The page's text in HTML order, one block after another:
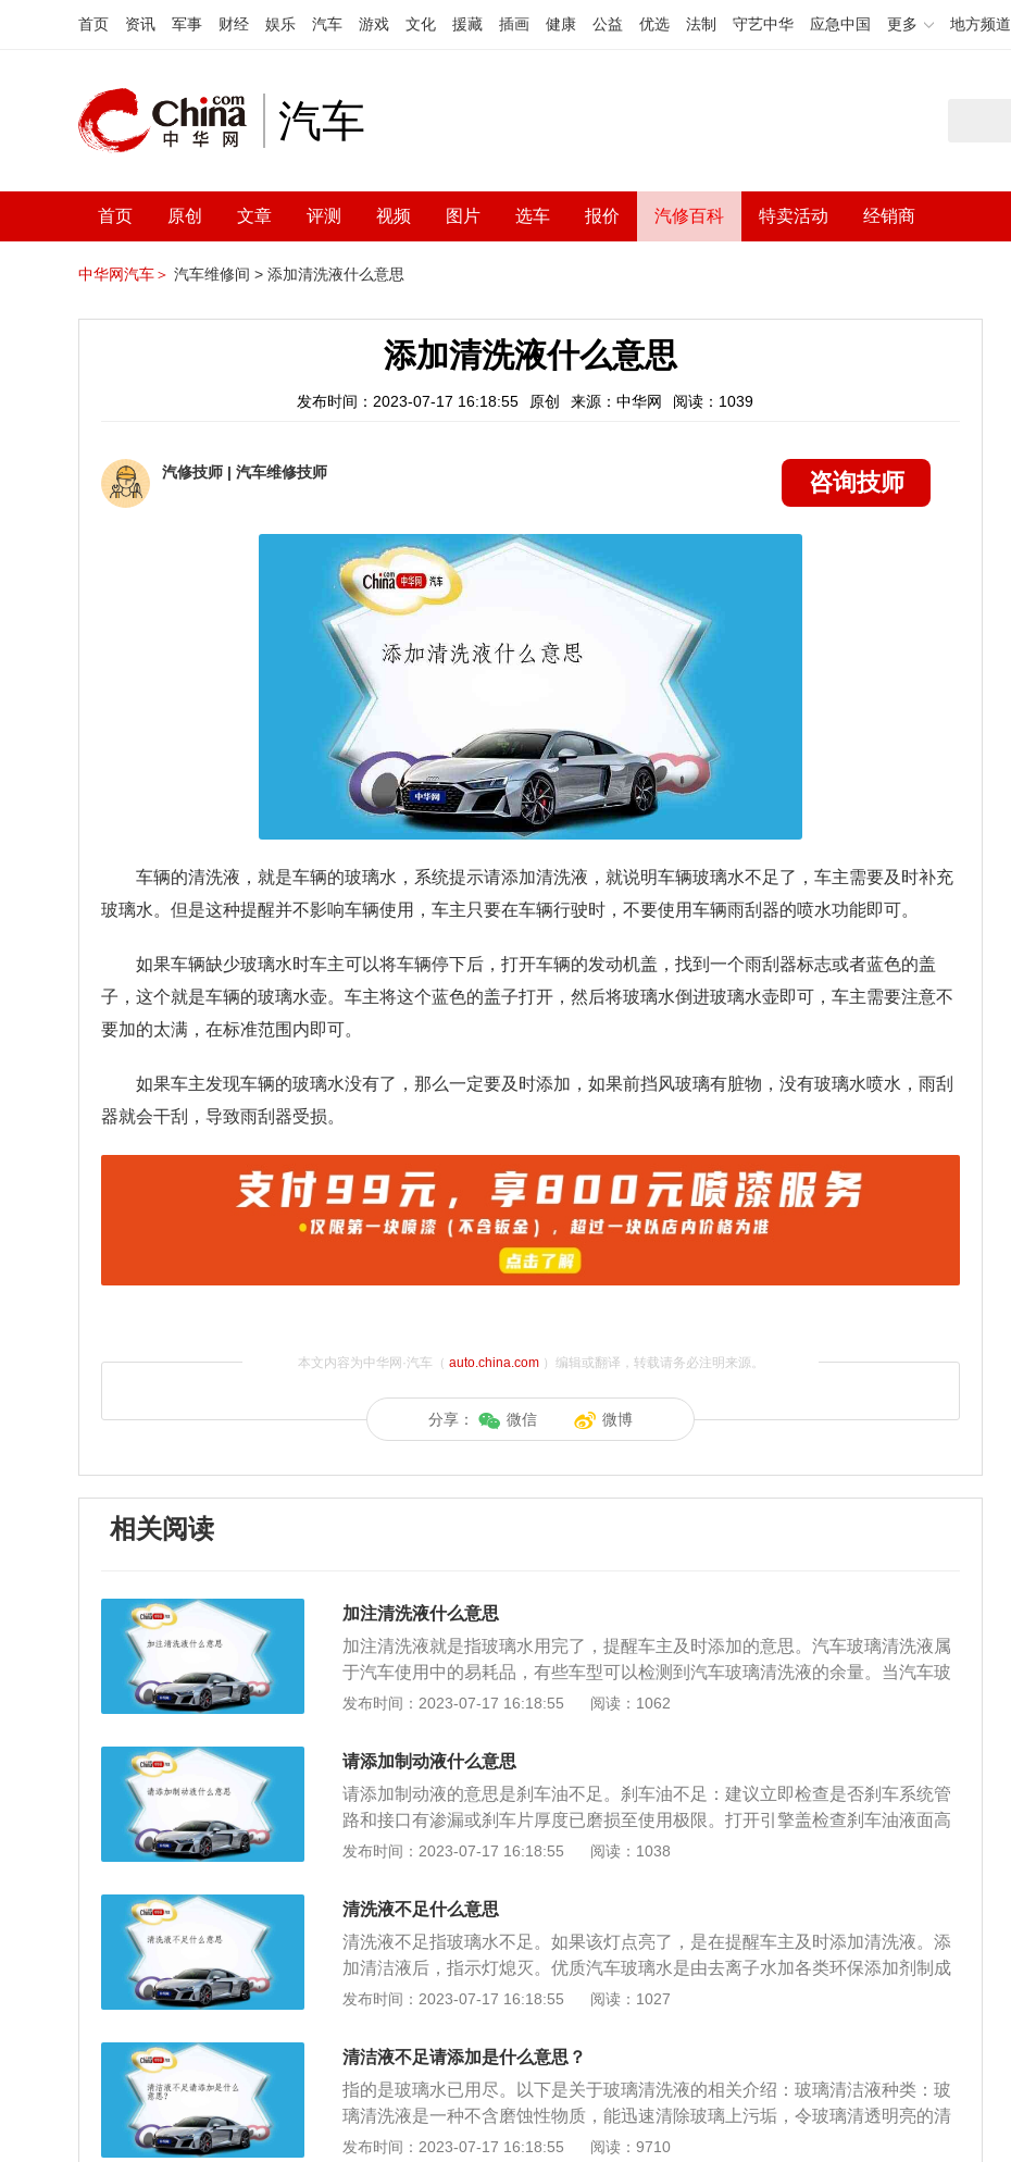
首页 资讯 军事 财经 娱乐 汽车 游戏 文化 援藏 插画 健康 公益 优选 法制 守艺中华 应急中国 更多 地方频道
汽车
首页 原创 文章 评测 视频 图片 选车 报价 汽修百科 特卖活动 经销商
中华网汽车＞ 汽车维修间 > 添加清洗液什么意思
添加清洗液什么意思
发布时间：2023-07-17 16:18:55 原创 来源：中华网 阅读：1039
汽修技师 | 汽车维修技师 咨询技师
车辆的清洗液，就是车辆的玻璃水，系统提示请添加清洗液，就说明车辆玻璃水不足了，车主需要及时补充
玻璃水。但是这种提醒并不影响车辆使用，车主只要在车辆行驶时，不要使用车辆雨刮器的喷水功能即可。
如果车辆缺少玻璃水时车主可以将车辆停下后，打开车辆的发动机盖，找到一个雨刮器标志或者蓝色的盖
子，这个就是车辆的玻璃水壶。车主将这个蓝色的盖子打开，然后将玻璃水倒进玻璃水壶即可，车主需要注意不
要加的太满，在标准范围内即可。
如果车主发现车辆的玻璃水没有了，那么一定要及时添加，如果前挡风玻璃有脏物，没有玻璃水喷水，雨刮
器就会干刮，导致雨刮器受损。
本文内容为中华网·汽车（ auto.china.com）编辑或翻译，转载请务必注明来源。
分享： 微信 微博
相关阅读
加注清洗液什么意思
加注清洗液就是指玻璃水用完了，提醒车主及时添加的意思。汽车玻璃清洗液属
于汽车使用中的易耗品，有些车型可以检测到汽车玻璃清洗液的余量。当汽车玻
璃清洗液用完的时候，玻璃水故障灯就会亮起来提醒车主及时添加，以免影响正
成。当车前挡风玻璃透明度下降的时候喷一喷玻璃水，就能够给有个明朗清晰的
视野。在夜间行车时玻璃上的灰尘会散射光线，就需要喷一喷玻璃水，让前挡风
玻璃保持在最佳透明状态。
发布时间：2023-07-17 16:18:55 阅读：1062
请添加制动液什么意思
请添加制动液的意思是刹车油不足。刹车油不足：建议立即检查是否刹车系统管
路和接口有渗漏或刹车片厚度已磨损至使用极限。打开引擎盖检查刹车油液面高
度，如果刹车油在上限位置，表示不缺刹车油或刹车片无磨损；如果刹车油在中
修。添加方法如下首先把车子停好；然后将机盖打开；刹车油盖打开；再把油抽
出来；最后再添加新的制动液。另外，放空顺序应根据各个分泵油管到总泵的长
度先远后近依次进行，建议车主去4S店或修理厂进行维修，车主个人无法解决此
问题或容易使汽车产生新的问题，造成不必要的损失。
发布时间：2023-07-17 16:18:55 阅读：1038
清洗液不足什么意思
清洗液不足指玻璃水不足。如果该灯点亮了，是在提醒车主及时添加清洗液。添
加清洁液后，指示灯熄灭。优质汽车玻璃水是由去离子水加各类环保添加剂制成
的车用玻璃水，具有去污、驱水、防冻、抗静电、防腐蚀等功能。汽车玻璃水的
剂通常具有润湿、渗透、增容等功能，从而起到清洗去污的作用；2、防冻性
能：能显著降低液体冰点，从而起到防冻作用，能很快溶解冰霜；3、防雾性
能：玻璃表面会形成一层单分子保护层。这层保护膜能防止形成雾滴，保证风挡
玻璃清澈透明，视野清晰；4、抗静电性能：用玻璃水清洗后，吸附在玻璃表面
物质，能消除玻璃表面电荷，抗静电性能。汽车清洗液属于汽车使用中的易耗
发布时间：2023-07-17 16:18:55 阅读：1027
清洁液不足请添加是什么意思？
指的是玻璃水已用尽。以下是关于玻璃清洗液的相关介绍：玻璃清洁液种类：玻
璃清洗液是一种不含磨蚀性物质，能迅速清除玻璃上污垢，令玻璃清透明亮的清
洁用品。适用于一般汽车玻璃以至有机玻璃及塑料窗，如挡风玻璃及天窗等。玻
发布时间：2023-07-17 16:18:55 阅读：9710